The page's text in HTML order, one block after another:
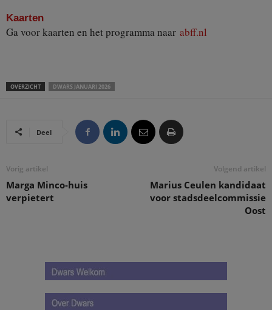
Kaarten
Ga voor kaarten en het programma naar abff.nl
OVERZICHT DWARS JANUARI 2026
Deel
Vorig artikel
Marga Minco-huis
verpietert
Volgend artikel
Marius Ceulen kandidaat
voor stadsdeelcommissie
Oost